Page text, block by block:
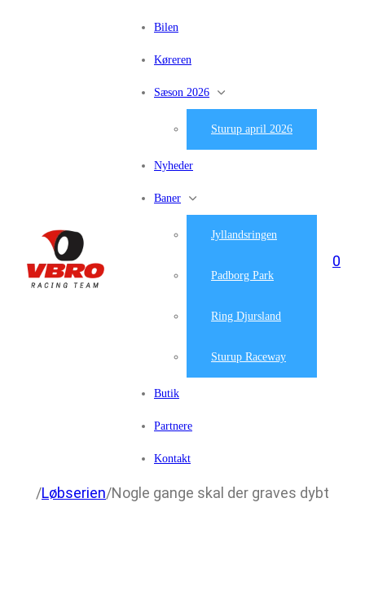
Bilen
Køreren
Sæson 2026
Sturup april 2026
Nyheder
Baner
Jyllandsringen
Padborg Park
Ring Djursland
Sturup Raceway
Butik
Partnere
Kontakt
0
/Løbserien/Nogle gange skal der graves dybt